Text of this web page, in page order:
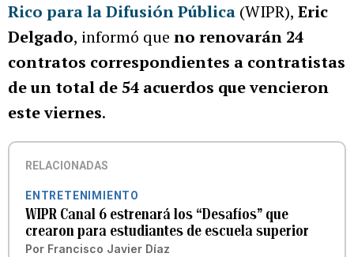
Rico para la Difusión Pública (WIPR), Eric
Delgado, informó que no renovarán 24
contratos correspondientes a contratistas
de un total de 54 acuerdos que vencieron
este viernes.
RELACIONADAS
ENTRETENIMIENTO
WIPR Canal 6 estrenará los “Desafíos” que
crearon para estudiantes de escuela superior
Por Francisco Javier Díaz